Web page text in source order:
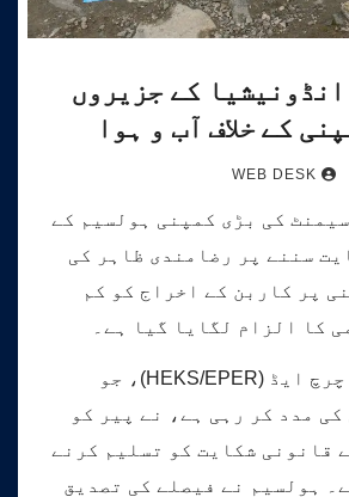
کے جزیروں
کے خلاف آب و ہوا
کرے گی۔
WEB DESK
کی بڑی کمپنی ہولسیم کے
سننے پر رضامندی ظاہر کی
پر کاربن کے اخراج کو کم
کا الزام لگایا گیا ہے۔
این جی او سوئس چرچ ایڈ (HEKS/EPER)، جو
مدد کر رہی ہے، نے پیر کو
قانونی شکایت کو تسلیم کرنے
ہولسیم نے فیصلے کی تصدیق